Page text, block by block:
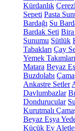
Kürdanlık
Sepeti Pasta
Bardağı Su
Bardak Seti Bira
Sunumu Sütlük
Tabakları Çay
Yemek Takımları
Matara Beyaz
Buzdolabı
Ankastre Setler
Davlumbazlar
Dondurucular
Kurutmalı
Beyaz Eşya
Küçük Ev